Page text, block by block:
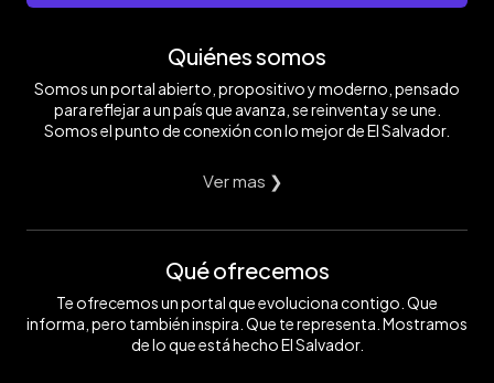
Quiénes somos
Somos un portal abierto, propositivo y moderno, pensado
para reflejar a un país que avanza, se reinventa y se une.
Somos el punto de conexión con lo mejor de El Salvador.
Ver mas ❯
Qué ofrecemos
Te ofrecemos un portal que evoluciona contigo. Que
informa, pero también inspira. Que te representa. Mostramos
de lo que está hecho El Salvador.